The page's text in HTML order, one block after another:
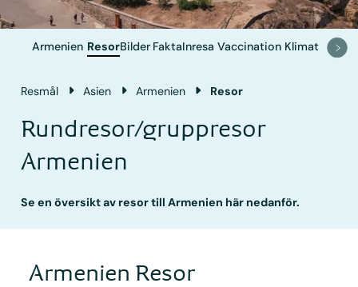
Armenien ResorBilder FaktaInresa Vaccination Klimat
Resmål Asien Armenien Resor
Rundresor/gruppresor
Armenien
Se en översikt av resor till Armenien här nedanför.
Armenien Resor